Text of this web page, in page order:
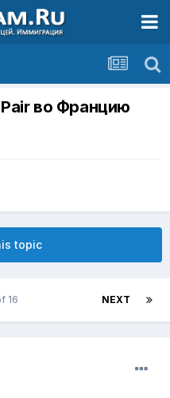
во Францию
topic
NEXT
16